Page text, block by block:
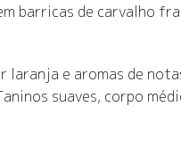
barricas de carvalho
laranja e aromas de
suaves, corpo